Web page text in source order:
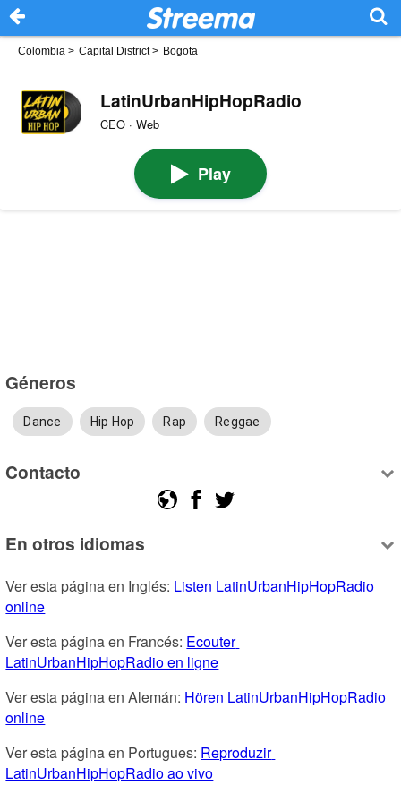
Colombia > Capital District> Bogota
LatinUrbanHipHopRadio
CEO · Web
Play
Géneros
Dance Hip Hop Rap Reggae
Contacto
En otros idiomas
Ver esta página en Inglés: Listen LatinUrbanHipHopRadio
online
Ver esta página en Francés: Ecouter
LatinUrbanHipHopRadio en ligne
Ver esta página en Alemán: Hören LatinUrbanHipHopRadio
online
Ver esta página en Portugues: Reproduzir
LatinUrbanHipHopRadio ao vivo